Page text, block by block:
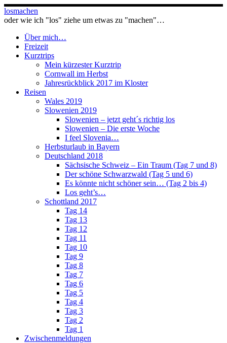
Zum
Inhalt
losmachen
oder wie ich "los" ziehe um etwas zu "machen"…
Über mich…
Freizeit
Kurztrips
Mein kürzester Kurztrip
Cornwall im Herbst
Jahresrückblick 2017 im Kloster
Reisen
Wales 2019
Slowenien 2019
Slowenien – jetzt geht´s richtig los
Slowenien – Die erste Woche
I feel Slovenia…
Herbsturlaub in Bayern
Deutschland 2018
Sächsische Schweiz – Ein Traum (Tag 7 und 8)
Der schöne Schwarzwald (Tag 5 und 6)
Es könnte nicht schöner sein… (Tag 2 bis 4)
Los geht’s…
Schottland 2017
Tag 14
Tag 13
Tag 12
Tag 11
Tag 10
Tag 9
Tag 8
Tag 7
Tag 6
Tag 5
Tag 4
Tag 3
Tag 2
Tag 1
Zwischenmeldungen